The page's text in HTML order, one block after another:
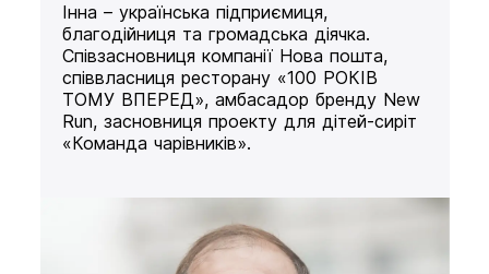
Інна – українська підприємиця,
благодійниця та громадська діячка.
Співзасновниця компанії Нова пошта,
співвласниця ресторану «100 РОКІВ
ТОМУ ВПЕРЕД», амбасадор бренду New
Run, засновниця проекту для дітей-сиріт
«Команда чарівників».